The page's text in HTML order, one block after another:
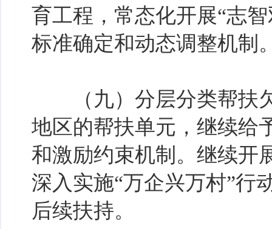
育工程，常态化开展“志
标准确定和动态调整机制
（九）分层分类帮扶欠
地区的帮扶单元，继续给
和激励约束机制。继续开
深入实施“万企兴万村”行
后续扶持。